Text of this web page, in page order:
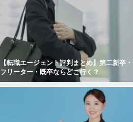
【転職エージェント評判まとめ】第二新卒・
フリーター・既卒ならどこ行く？